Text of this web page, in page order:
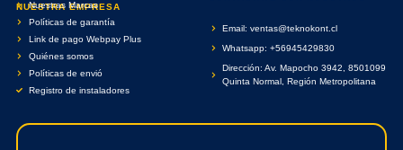
NUESTRA EMPRESA
Nuestras Marcas
Políticas de garantía
Link de pago Webpay Plus
Quiénes somos
Políticas de envió
Registro de instaladores
Email: ventas@teknokont.cl
Whatsapp: +56945429830
Dirección: Av. Mapocho 3942, 8501099
Quinta Normal, Región Metropolitana